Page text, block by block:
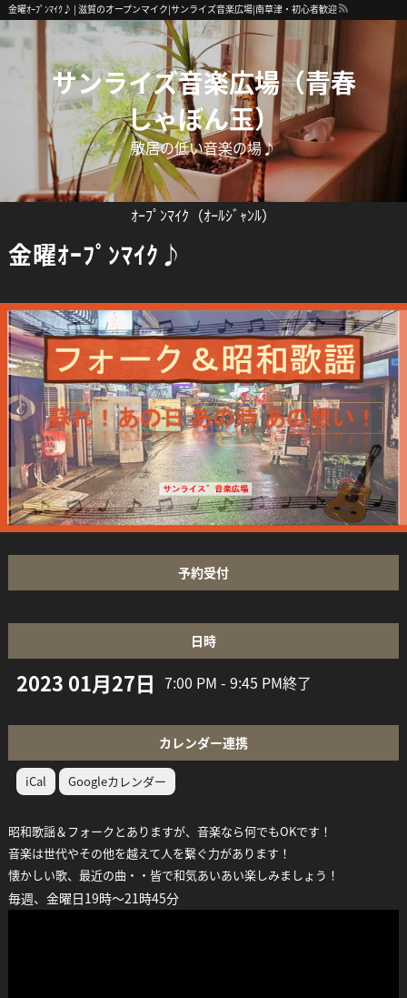
金曜ｵｰﾌﾟﾝﾏｲｸ♪ | 滋賀のオープンマイク|サンライズ音楽広場|南草津・初心者歓迎
サンライズ音楽広場（青春
しゃぼん玉）
敷居の低い音楽の場♪
ｵｰﾌﾟﾝﾏｲｸ（ｵｰﾙｼﾞｬﾝﾙ）
金曜ｵｰﾌﾟﾝﾏｲｸ♪
予約受付
日時
2023 01月27日 7:00 PM - 9:45 PM終了
カレンダー連携
iCal Googleカレンダー
昭和歌謡＆フォークとありますが、音楽なら何でもOKです！
音楽は世代やその他を越えて人を繋ぐ力があります！
懐かしい歌、最近の曲・・皆で和気あいあい楽しみましょう！
毎週、金曜日19時～21時45分